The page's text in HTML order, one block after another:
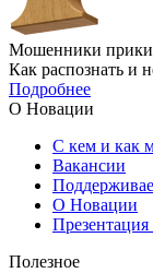
Мошенники
Как распознать и
Подробнее
О Новации
С кем и как
Вакансии
О Новации
Полезное